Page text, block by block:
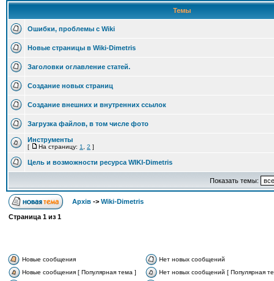
Темы
Ошибки, проблемы с Wiki
Новые страницы в Wiki-Dimetris
Заголовки оглавление статей.
Создание новых страниц
Создание внешних и внутренних ссылок
Загрузка файлов, в том числе фото
Инструменты
[ На страницу: 1 2 ]
Цель и возможности ресурса WIKI-Dimetris
Показать темы:
Архів -> Wiki-Dimetris
Страница 1 из 1
Новые сообщения
Нет новых сообщений
Новые сообщения [ Популярная тема ]
Нет новых сообщений [ Популярная